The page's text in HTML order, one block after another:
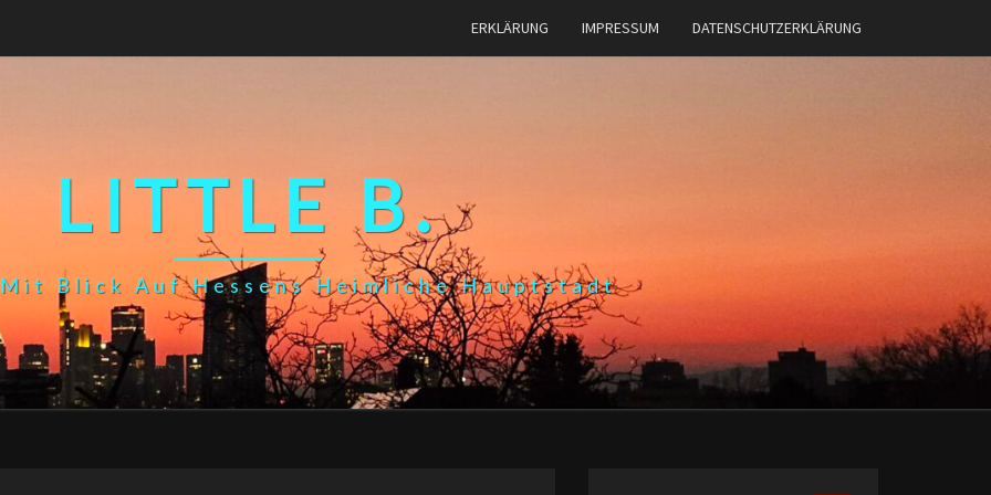
ERKLÄRUNG IMPRESSUM DATENSCHUTZERKLÄRUNG
LITTLE B.
Blick Auf Hessens Heimliche Hauptstadt